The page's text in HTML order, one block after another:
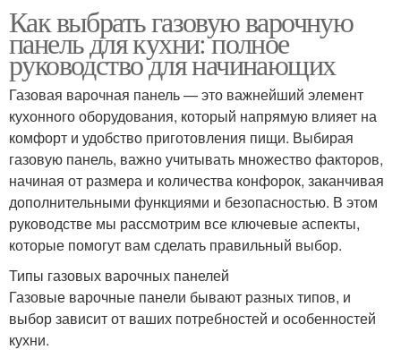
Как выбрать газовую варочную
панель для кухни: полное
руководство для начинающих
Газовая варочная панель — это важнейший элемент
кухонного оборудования, который напрямую влияет на
комфорт и удобство приготовления пищи. Выбирая
газовую панель, важно учитывать множество факторов,
начиная от размера и количества конфорок, заканчивая
дополнительными функциями и безопасностью. В этом
руководстве мы рассмотрим все ключевые аспекты,
которые помогут вам сделать правильный выбор.
Типы газовых варочных панелей
Газовые варочные панели бывают разных типов, и
выбор зависит от ваших потребностей и особенностей
кухни.